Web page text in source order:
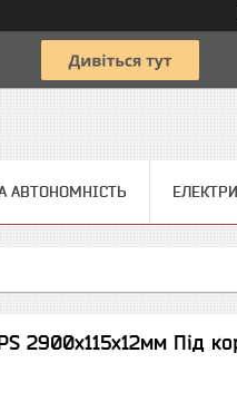
АВТОНОМНІСТЬ
2900х115х12мм Під